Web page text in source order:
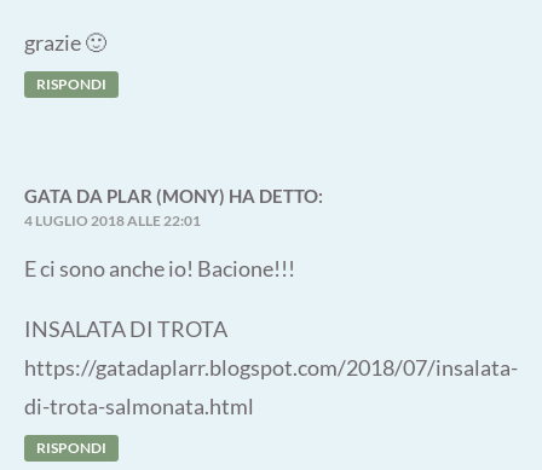
grazie 🙂
RISPONDI
GATA DA PLAR (MONY) HA DETTO:
4 LUGLIO 2018 ALLE 22:01
E ci sono anche io! Bacione!!!
INSALATA DI TROTA
https://gatadaplarr.blogspot.com/2018/07/insalata-
di-trota-salmonata.html
RISPONDI